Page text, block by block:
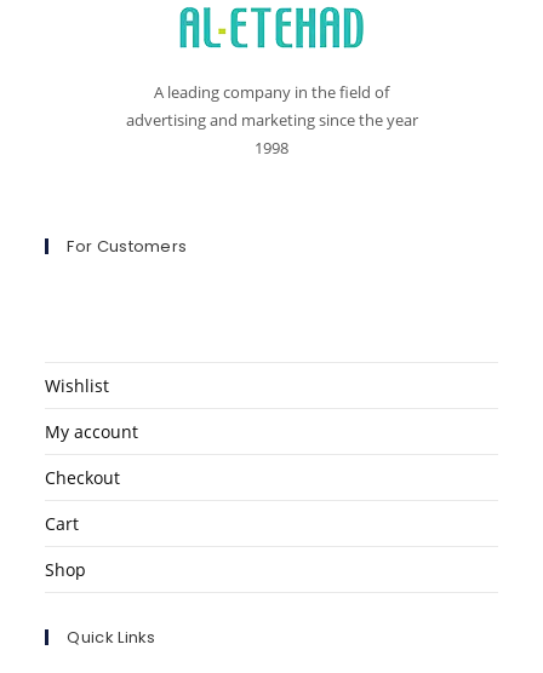
A leading company in the field of
advertising and marketing since the year
1998
For Customers
Wishlist
My account
Checkout
Cart
Shop
Quick Links